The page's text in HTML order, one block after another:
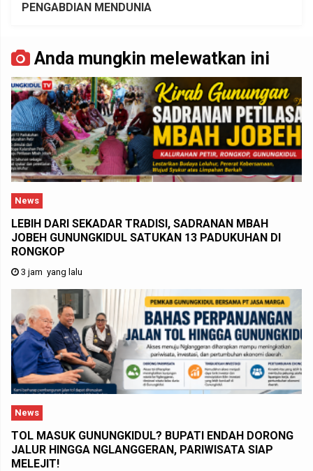
PENGABDIAN MENDUNIA
Anda mungkin melewatkan ini
News
LEBIH DARI SEKADAR TRADISI, SADRANAN MBAH
JOBEH GUNUNGKIDUL SATUKAN 13 PADUKUHAN DI
RONGKOP
3 jam yang lalu
News
TOL MASUK GUNUNGKIDUL? BUPATI ENDAH DORONG
JALUR HINGGA NGLANGGERAN, PARIWISATA SIAP
MELEJIT!